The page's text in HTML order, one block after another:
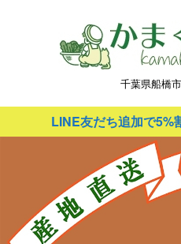
千葉県船橋
LINE友だち追加で5%割